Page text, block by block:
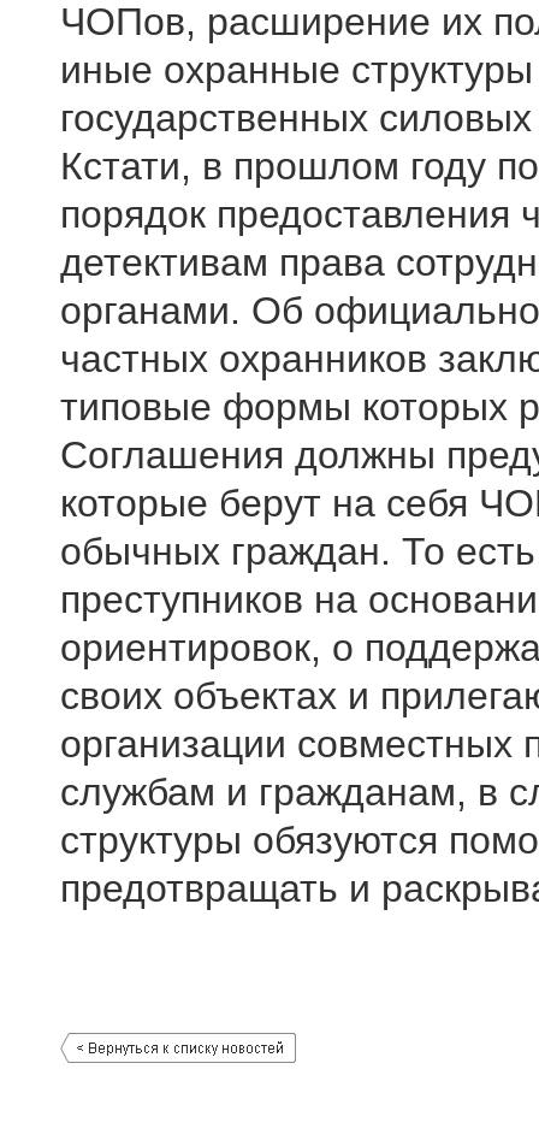
ЧОПов, расширение их
иные охранные
государственных
Кстати, в прошлом году
порядок предоставления
детективам права
органами. Об
частных охранников
типовые формы которых
Соглашения должны
которые берут на себя
обычных граждан. То
преступников на
ориентировок, о
своих объектах и
организации
службам и гражданам, в
структуры обязуются
предотвращать и